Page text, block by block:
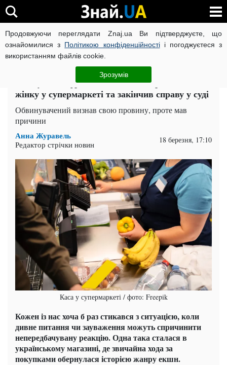
Продовжуючи переглядати Znaj.ua Ви підтверджуєте, що
ознайомилися з Політикою конфіденційностіі погоджуєтеся з
використанням файлів cookie.
Зрозумів
ВІЙНА РОСІЇ ПРОТИ УКРАЇНИ КОРОНАВІРУС В УКРАЇНІ
ЧИТАТЬ НА РУССКОМ
"Чому не на фронті?": чоловік образився на
жінку у супермаркеті та закінчив справу у суді
Обвинувачений визнав свою провину, проте мав
причини
Анна Журавель
Редактор стрічки новин 18 березня, 17:10
Каса у супермаркеті / фото: Freepik
Кожен із нас хоча б раз стикався з ситуацією, коли
дивне питання чи зауваження можуть спричинити
непередбачувану реакцію. Одна така сталася в
українському магазині, де звичайна хода за
покупками обернулася історією жанру екшн.